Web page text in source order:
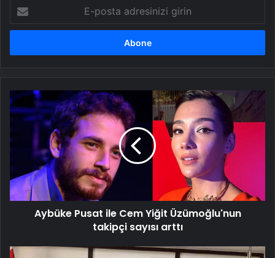
posta
adresinizi
Aybüke
Pusat
Cem
Yiğit
Üzümoğlu'nun
takipçi
sayısı
arttı
Aybüke Pusat ile Cem Yiğit Üzümoğlu'nun
takipçi sayısı arttı
Başkan